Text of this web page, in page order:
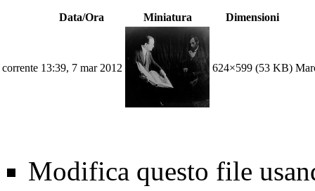
Data/Ora Miniatura Dimensioni
corrente 13:39, 7 mar 2012 624×599 (53 KB)
Modifica questo file